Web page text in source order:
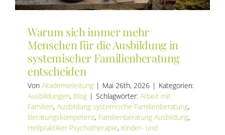
Warum sich immer mehr
Menschen für die Ausbildung in
systemischer Familienberatung
entscheiden
Von Akademieleitung | Mai 26th, 2026 | Kategorien:
Ausbildungen, Blog | Schlagwörter: Arbeit mit
Familien, Ausbildung systemische Familienberatung,
Beratungskompetenz, Familienberatung Ausbildung,
Heilpraktiker Psychotherapie, Kinder- und